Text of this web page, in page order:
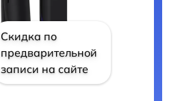
Скидка по
предварительной
записи на сайте